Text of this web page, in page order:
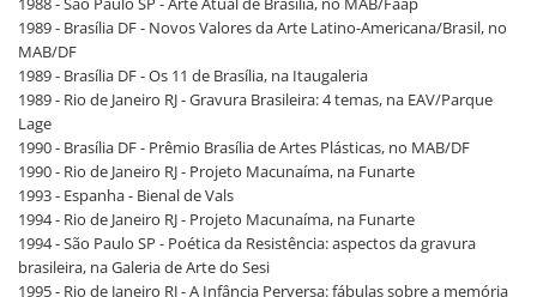
1989 - Brasília DF - Novos Valores da Arte Latino-Americana/Brasil, no
MAB/DF
1989 - Brasília DF - Os 11 de Brasília, na Itaugaleria
1989 - Rio de Janeiro RJ - Gravura Brasileira: 4 temas, na EAV/Parque
Lage
1990 - Brasília DF - Prêmio Brasília de Artes Plásticas, no MAB/DF
1990 - Rio de Janeiro RJ - Projeto Macunaíma, na Funarte
1993 - Espanha - Bienal de Vals
1994 - Rio de Janeiro RJ - Projeto Macunaíma, na Funarte
1994 - São Paulo SP - Poética da Resistência: aspectos da gravura
brasileira, na Galeria de Arte do Sesi
1995 - Rio de Janeiro RJ - A Infância Perversa: fábulas sobre a memória